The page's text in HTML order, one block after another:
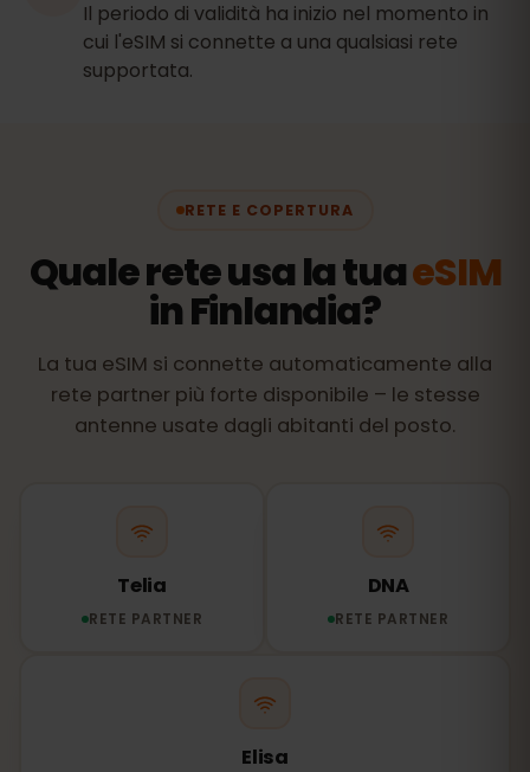
Il periodo di validità ha inizio nel momento in
cui l'eSIM si connette a una qualsiasi rete
supportata.
RETE E COPERTURA
Quale rete usa la tuaeSIM
in Finlandia?
La tua eSIM si connette automaticamente alla
rete partner più forte disponibile – le stesse
antenne usate dagli abitanti del posto.
Telia
RETE PARTNER
DNA
RETE PARTNER
Elisa